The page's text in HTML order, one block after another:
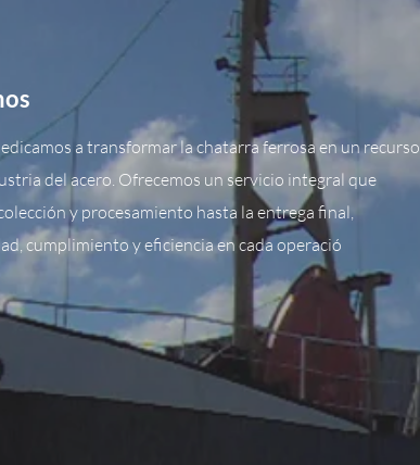
a transformar la chatarra ferrosa en un recurso
del acero. Ofrecemos un servicio integral que
y procesamiento hasta la entrega final,
cumplimiento y eficiencia en cada operació